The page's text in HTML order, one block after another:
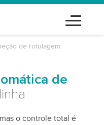
de rotulagem
de
o controle total é